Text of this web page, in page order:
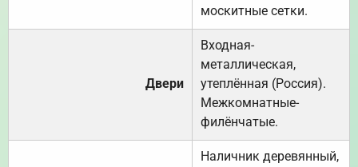
москитные сетки.
Двери
Входная-
металлическая,
утеплённая (Россия).
Межкомнатные-
филёнчатые.
Наличник деревянный,